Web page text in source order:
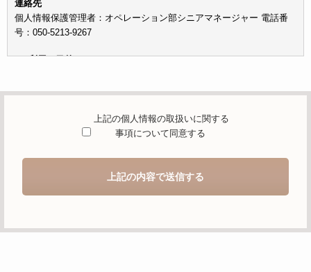
連絡先
個人情報保護管理者：オペレーション部シニアマネージャー 電話番
号：050-5213-9267
c）利用の目的
を適切に受け付け、当社が提供するサービスに関する情報を電子メー
d）個人情報を第三者に提供することが予定される場合の事項
情報を第三者に提供することはありません。
す。
上記の個人情報の取扱いに関する
事項について同意する
上記の内容で送信する